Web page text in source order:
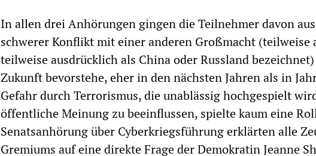
In allen drei Anhörungen gingen die Teilnehmer davon
schwerer Konflikt mit einer anderen Großmacht (teilweise
teilweise ausdrücklich als China oder Russland
Zukunft bevorstehe, eher in den nächsten Jahren als in
Gefahr durch Terrorismus, die unablässig hochgespielt
öffentliche Meinung zu beeinflussen, spielte kaum eine
Senatsanhörung über Cyberkriegsführung erklärten alle
Gremiums auf eine direkte Frage der Demokratin Jeanne